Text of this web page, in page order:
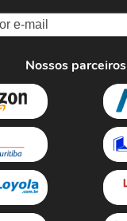
Nossos parceiros